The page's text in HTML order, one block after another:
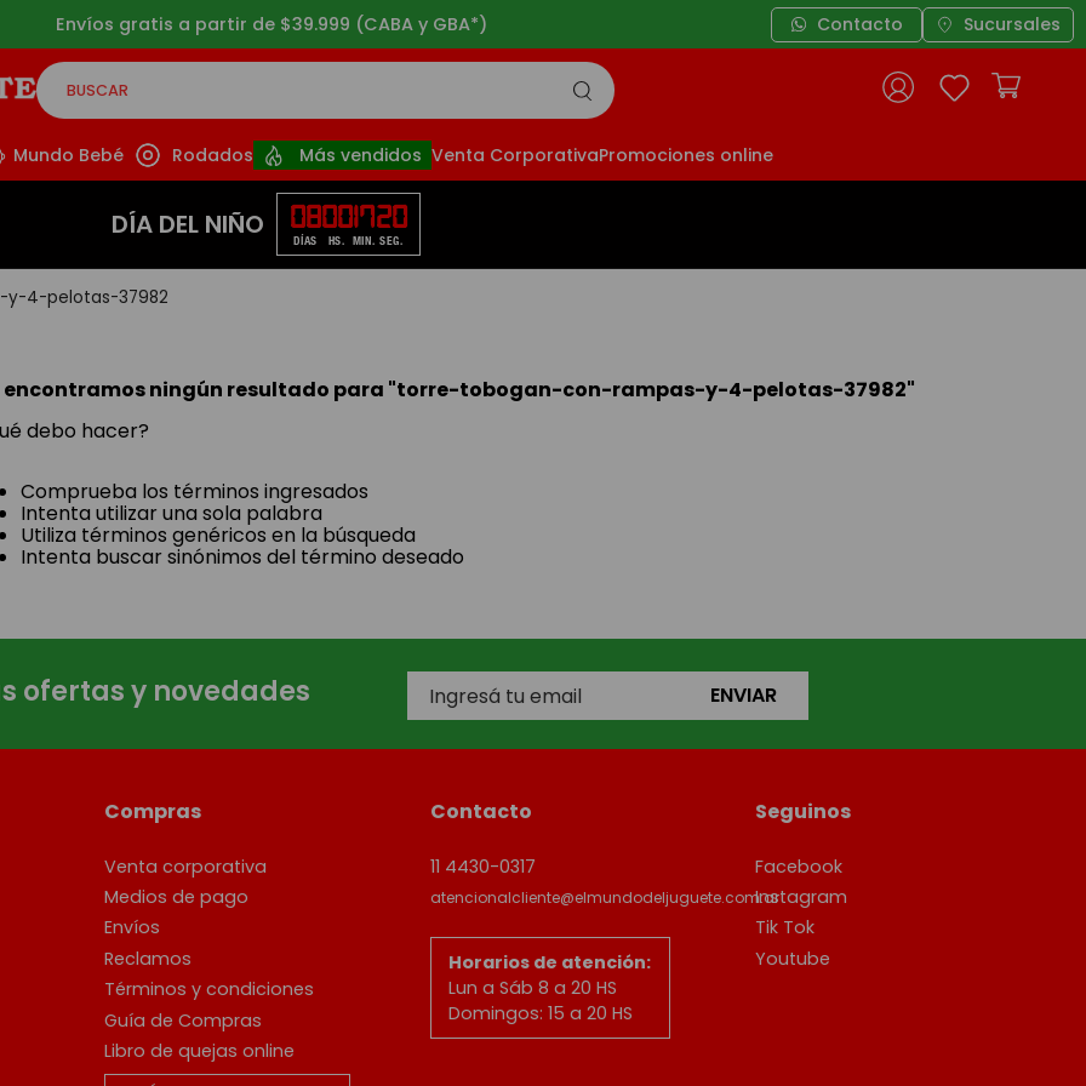
Envíos gratis a partir de $39.999 (CABA y GBA*) Contacto Sucursales
BUSCAR
Mundo Bebé Rodados Más vendidos Venta CorporativaPromociones online
DÍA DEL NIÑO 08
DÍAS
00
HS.
17
MIN.
20
SEG.
4-pelotas-37982
encontramos ningún resultado para "torre-tobogan-con-rampas-y-4-pelotas-37982"
debo hacer?
Comprueba los términos ingresados
Intenta utilizar una sola palabra
Utiliza términos genéricos en la búsqueda
Intenta buscar sinónimos del término deseado
ofertas y novedades ENVIAR
Compras
Venta corporativa
Medios de pago
Envíos
Reclamos
Términos y condiciones
Guía de Compras
Libro de quejas online
Contacto
11 4430-0317
atencionalcliente@elmundodeljuguete.com.ar
Horarios de atención:
Lun a Sáb 8 a 20 HS
Domingos: 15 a 20 HS
Seguinos
Facebook
Instagram
Tik Tok
Youtube